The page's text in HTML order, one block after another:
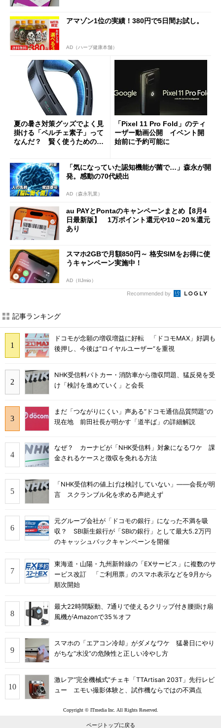
アマゾン1位の実績！380円で5日間お試し。
AD（ハーブ健康本舗）
夏の暑さ対策グッズでよく見
掛ける「ペルチェ素子」って
なんだ？ 賢く使うための注
「Pixel 11 Pro Fold」のティ
ーザー動画公開 イベント開
始前に予約可能に
「気になっていた認知機能が菌で…」森永が開
発。感動の70代続出
AD（森永乳業）
au PAYとPontaのキャンペーンまとめ【8月4
日最新版】 1万ポイント還元や10～20％還元
あり
スマホ2GBで月額850円～ 格安SIMをお得に使
うキャンペーン実施中！
AD（IIJmio）
Recommended by
記事ランキング
ドコモが念願の増収増益に好転 「ドコモMAX」好調も
後押し、今後は“ロイヤルユーザー”を重視
NHK受信料パトカー・消防車から徴収問題、猛反発を受
け「検討を進めていく」と会長
まだ「つながりにくい」声ある“ドコモ通信品質問題”の
現在地 前田社長が明かす「道半ば」の詳細解説
なぜ？ カーナビが「NHK受信料」対象になるワケ 課
金されるケースと徴収を免れる方法
「NHK受信料の値上げは検討していない」――会長が明
言 スクランブル化を求める声絶えず
元グループ会社が「ドコモの銀行」になった不満を吸
収？ SBI新生銀行が「SBIの銀行」として最大5.2万円
のキャッシュバックキャンペーンを開催
東海道・山陽・九州新幹線の「EXサービス」に複数のサ
ービス改訂 「ご利用票」のスマホ表示などを9月から
順次開始
最大22時間駆動、7通りで使えるクリップ付き腰掛け扇
風機がAmazonで35％オフ
スマホの「エアコン冷却」がダメなワケ 猛暑日にやり
がちな“水没”の危険性と正しい冷やし方
激レア“完全機械式”チェキ「TTArtisan 203T」先行レビ
ュー エモい撮影体験と、試作機ならではの不満点
Copyright © ITmedia Inc. All Rights Reserved.
ページトップに戻る